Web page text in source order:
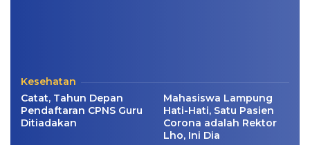
Kesehatan
Catat, Tahun Depan
Pendaftaran CPNS Guru
Ditiadakan
Mahasiswa Lampung
Hati-Hati, Satu Pasien
Corona adalah Rektor
Lho, Ini Dia